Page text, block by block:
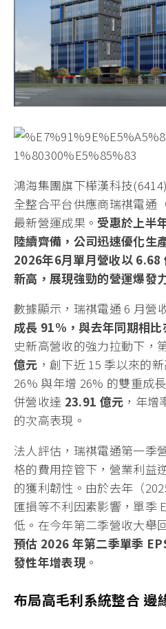
鴻海集團旗下樺漢科技
全整合平台供應商瑞祺電通
最新營運成果。 受惠於上半
陸續齊備，公司迅速優化生
2026年6月單月營收以 6.68
新高，展現強勁的營運爆發
數據顯示，瑞祺電通 6 月營
成長 91%，與去年同期相
史新高營收的強力拉動下，
億元 ，創下近 15 季以來的
26% 與年增 26% 的雙重成
併營收達 23.91 億元 ，年
的次高表現。
法人評估，瑞祺電通第一季
格的費用控管下，營業利益
的獲利韌性。由於去年（
匯損等不利因素影響，單季
低。在今年第二季營收大舉
預估 2026 年第二季單季
發性年增表現 。
布局高毛利系統整合 邊